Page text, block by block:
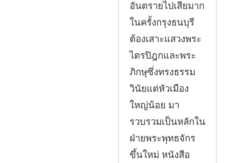
อันตรายไปเสียมาก
ในครั้งกรุงธนบุรี
ต้องเสาะแสวงพระ
ไตรปิฎกและพระ
ภิกษุซึ่งทรงธรรม
วินัยแต่หัวเมือง
ใหญ่น้อย มา
รวบรวมเป็นหลักใน
ฝ่ายพระพุทธจักร
ขึ้นใหม่ หนังสือ